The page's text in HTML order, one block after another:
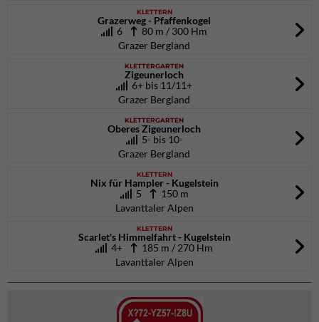
KLETTERN
Grazerweg - Pfaffenkogel
6
80 m / 300 Hm
Grazer Bergland
KLETTERGARTEN
Zigeunerloch
6+ bis 11/11+
Grazer Bergland
KLETTERGARTEN
Oberes Zigeunerloch
5- bis 10-
Grazer Bergland
KLETTERN
Nix für Hampler - Kugelstein
5 150 m
Lavanttaler Alpen
KLETTERN
Scarlet's Himmelfahrt - Kugelstein
4+
185 m / 270 Hm
Lavanttaler Alpen